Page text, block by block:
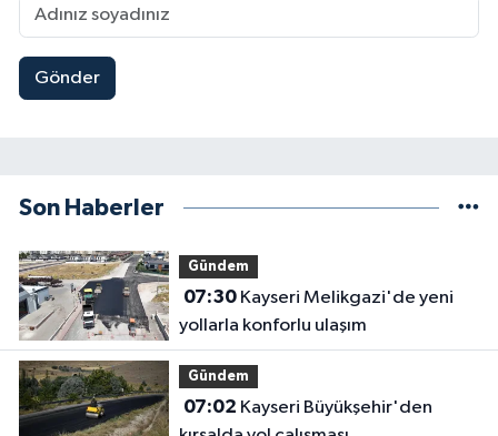
Gönder
Son Haberler
Gündem
07:30Kayseri Melikgazi'de yeni
yollarla konforlu ulaşım
Gündem
07:02